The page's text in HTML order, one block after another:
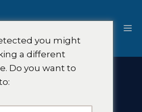
you might
a different
Do you want to